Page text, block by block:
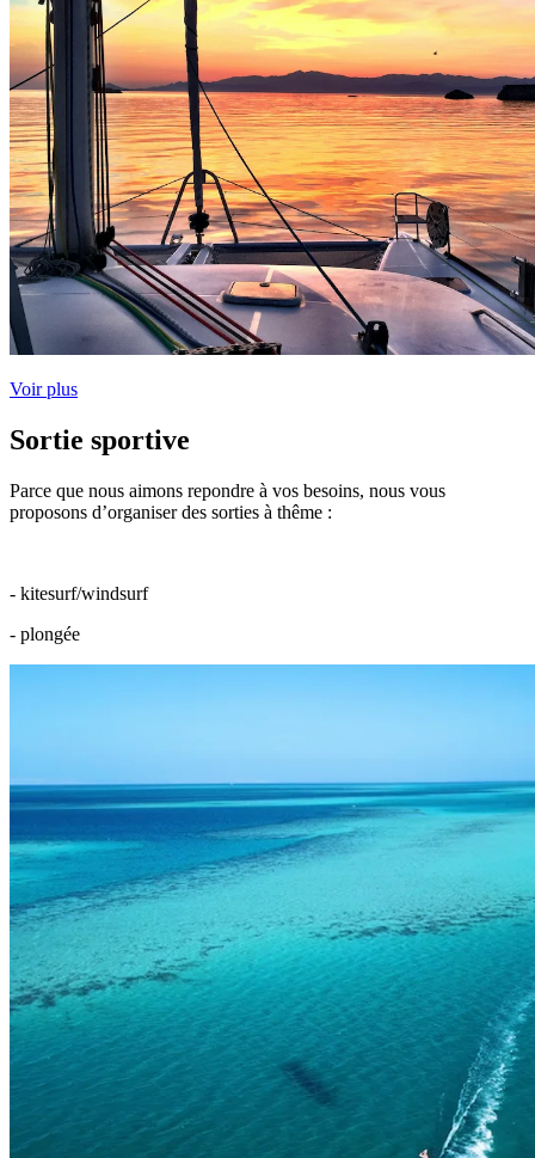
Voir plus
Sortie sportive
Parce que nous aimons repondre à vos besoins, nous vous
proposons d’organiser des sorties à thême :
- kitesurf/windsurf
- plongée